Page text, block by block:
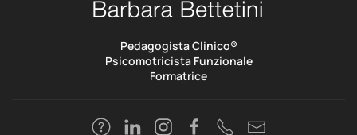
Pedagogista Clinico®
Psicomotricista Funzionale
Formatrice